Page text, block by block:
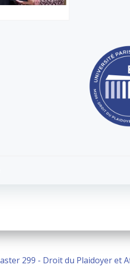
299 - Droit du Plaidoyer et